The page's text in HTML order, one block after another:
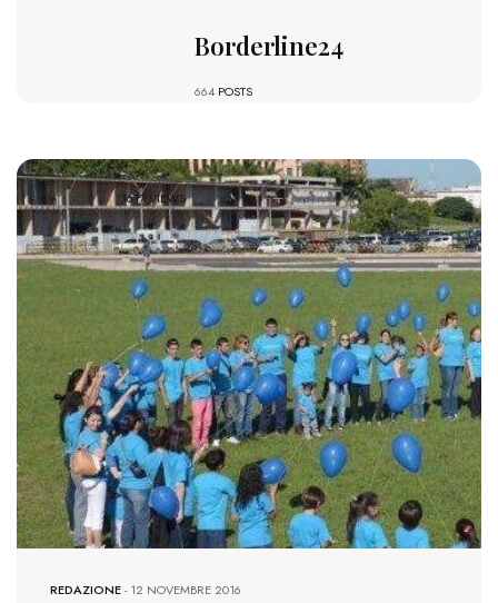
Borderline24
664 POSTS
1617 VIEWS
REDAZIONE-12 NOVEMBRE 2016